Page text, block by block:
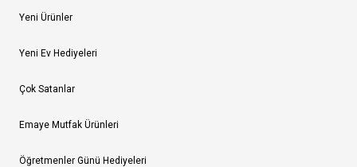
Yeni Ürünler
Yeni Ev Hediyeleri
Çok Satanlar
Emaye Mutfak Ürünleri
Öğretmenler Günü Hediyeleri